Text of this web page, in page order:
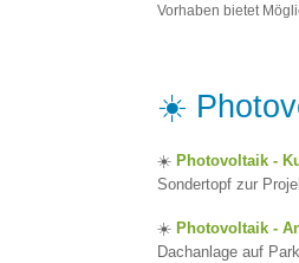
Vorhaben bietet
☀️
☀️ Photovoltaik -
Sondertopf zur
☀️ Photovoltaik -
Dachanlage auf